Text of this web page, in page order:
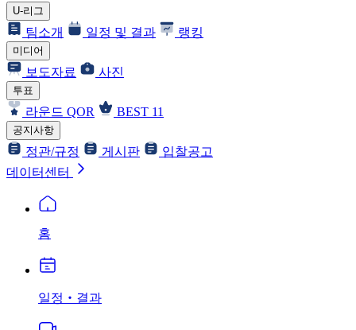
U-리그
팀소개 일정 및 결과 랭킹
미디어
보도자료 사진
투표
라운드 QOR BEST 11
공지사항
정관/규정 게시판
입찰공고
데이터센터
홈
일정‧결과